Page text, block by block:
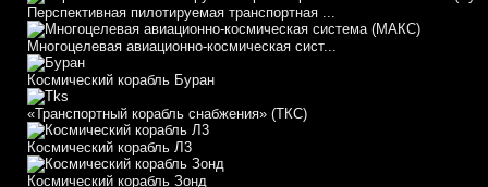
Перспективная пилотируемая транспортная ...
Многоцелевая авиационно-космическая сист...
Космический корабль Буран
«Транспортный корабль снабжения» (ТКС)
Космический корабль Л3
Космический корабль Зонд